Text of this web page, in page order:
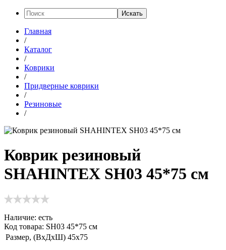
Искать
Главная
/
Каталог
/
Коврики
/
Придверные коврики
/
Резиновые
/
Коврик резиновый
SHAHINTEX SH03 45*75 см
Наличие: есть
Код товара: SH03 45*75 см
Размер, (ВхДхШ) 45х75